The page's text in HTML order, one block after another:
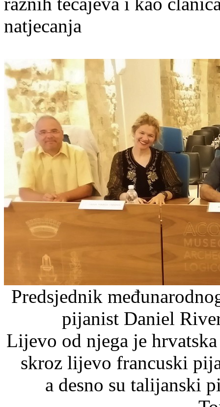
natjecanja
Predsjednik
pijanist Daniel
Lijevo od njega je
skroz lijevo francuski
a desno su talijanski